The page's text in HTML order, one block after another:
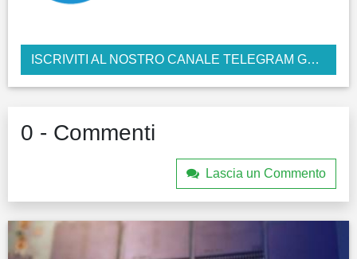
ISCRIVITI AL NOSTRO CANALE TELEGRAM GRATUITO
0 - Commenti
Lascia un Commento